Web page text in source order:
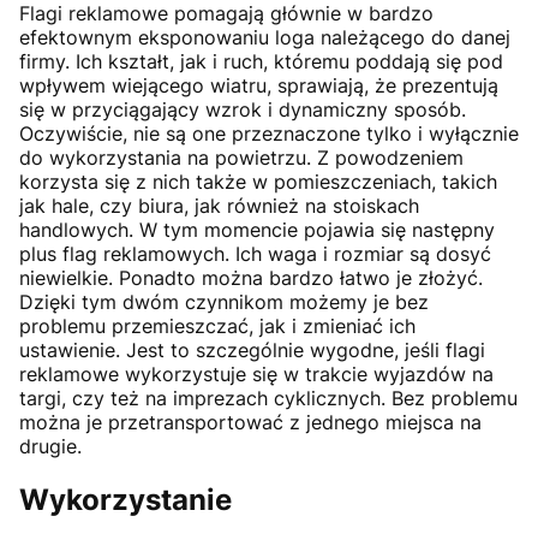
Flagi reklamowe pomagają głównie w bardzo
efektownym eksponowaniu loga należącego do danej
firmy. Ich kształt, jak i ruch, któremu poddają się pod
wpływem wiejącego wiatru, sprawiają, że prezentują
się w przyciągający wzrok i dynamiczny sposób.
Oczywiście, nie są one przeznaczone tylko i wyłącznie
do wykorzystania na powietrzu. Z powodzeniem
korzysta się z nich także w pomieszczeniach, takich
jak hale, czy biura, jak również na stoiskach
handlowych. W tym momencie pojawia się następny
plus flag reklamowych. Ich waga i rozmiar są dosyć
niewielkie. Ponadto można bardzo łatwo je złożyć.
Dzięki tym dwóm czynnikom możemy je bez
problemu przemieszczać, jak i zmieniać ich
ustawienie. Jest to szczególnie wygodne, jeśli flagi
reklamowe wykorzystuje się w trakcie wyjazdów na
targi, czy też na imprezach cyklicznych. Bez problemu
można je przetransportować z jednego miejsca na
drugie.
Wykorzystanie